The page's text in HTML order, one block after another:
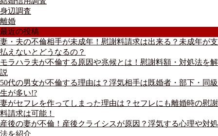
身辺調査
離婚
最近の投稿
妻・夫の不倫相手が未成年！慰謝料請求は出来る？未成年が支
払えないとどうなるの？
モラハラ夫が不倫する原因や兆候とは！慰謝料額・対処法を解
説
50代の男女が不倫する理由は？浮気相手は既婚者・部下・同級
生が多い!?
妻がセフレを作ってしまった理由は？セフレにも離婚時の慰謝
料請求は可能！
産後の妻が不倫！産後クライシスが原因？浮気する心理や対処
法を紹介